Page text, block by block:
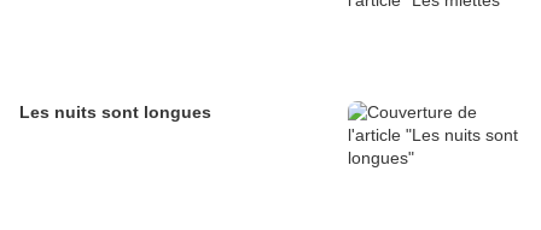
Les nuits sont longues